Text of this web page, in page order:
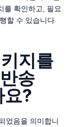
를 확인하고, 필요
할 수 있습니다.
지를
송
?
었음을 의미합니